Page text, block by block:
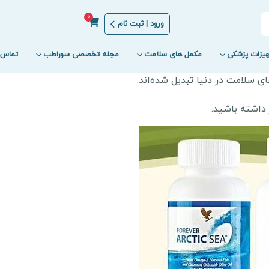
ورود | ثبت نام
0
پزشکی مکمل های سلامت مجله تخصصی سوراطب تماس
داشته باشید.